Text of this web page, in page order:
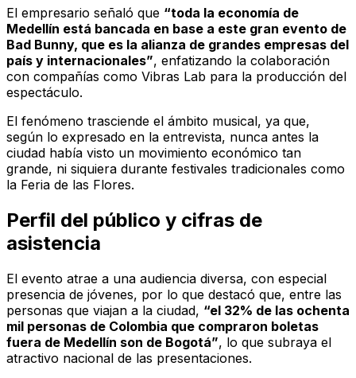
El empresario señaló que “toda la economía de
Medellín está bancada en base a este gran evento de
Bad Bunny, que es la alianza de grandes empresas del
país y internacionales”, enfatizando la colaboración
con compañías como Vibras Lab para la producción del
espectáculo.
El fenómeno trasciende el ámbito musical, ya que,
según lo expresado en la entrevista, nunca antes la
ciudad había visto un movimiento económico tan
grande, ni siquiera durante festivales tradicionales como
la Feria de las Flores.
Perfil del público y cifras de
asistencia
El evento atrae a una audiencia diversa, con especial
presencia de jóvenes, por lo que destacó que, entre las
personas que viajan a la ciudad, “el 32% de las ochenta
mil personas de Colombia que compraron boletas
fuera de Medellín son de Bogotá”, lo que subraya el
atractivo nacional de las presentaciones.